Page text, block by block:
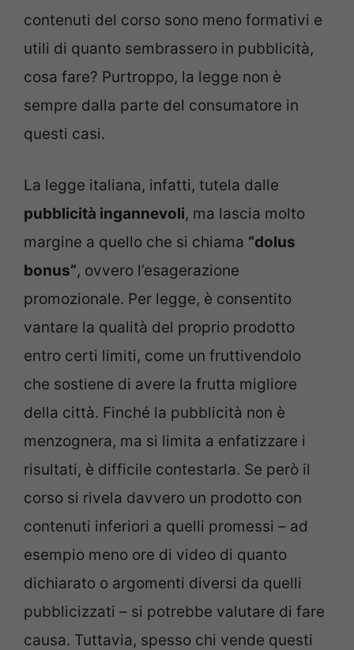
contenuti del corso sono meno formativi e
utili di quanto sembrassero in pubblicità,
cosa fare? Purtroppo, la legge non è
sempre dalla parte del consumatore in
questi casi.
La legge italiana, infatti, tutela dalle
pubblicità ingannevoli, ma lascia molto
margine a quello che si chiama “dolus
bonus”, ovvero l’esagerazione
promozionale. Per legge, è consentito
vantare la qualità del proprio prodotto
entro certi limiti, come un fruttivendolo
che sostiene di avere la frutta migliore
della città. Finché la pubblicità non è
menzognera, ma si limita a enfatizzare i
risultati, è difficile contestarla. Se però il
corso si rivela davvero un prodotto con
contenuti inferiori a quelli promessi – ad
esempio meno ore di video di quanto
dichiarato o argomenti diversi da quelli
pubblicizzati – si potrebbe valutare di fare
causa. Tuttavia, spesso chi vende questi